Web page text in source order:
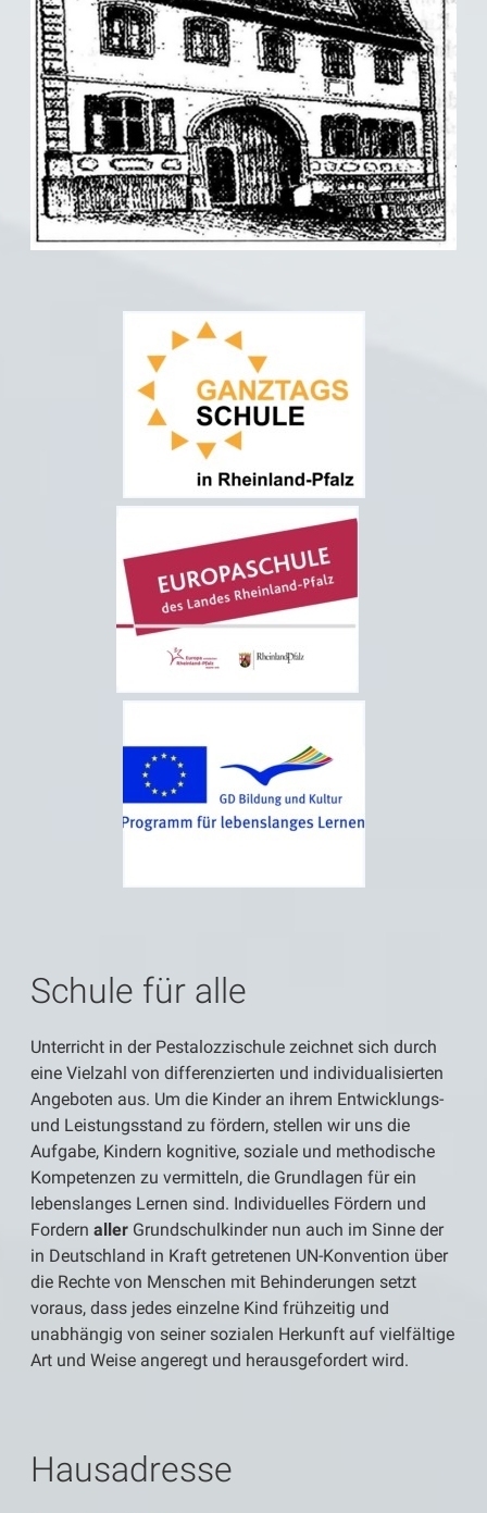
Schule für alle
Unterricht in der Pestalozzischule zeichnet sich durch
eine Vielzahl von differenzierten und individualisierten
Angeboten aus. Um die Kinder an ihrem Entwicklungs-
und Leistungsstand zu fördern, stellen wir uns die
Aufgabe, Kindern kognitive, soziale und methodische
Kompetenzen zu vermitteln, die Grundlagen für ein
lebenslanges Lernen sind. Individuelles Fördern und
Fordernaller Grundschulkinder nun auch im Sinne der
in Deutschland in Kraft getretenen UN-Konvention über
die Rechte von Menschen mit Behinderungen setzt
voraus, dass jedes einzelne Kind frühzeitig und
unabhängig von seiner sozialen Herkunft auf vielfältige
Art und Weise angeregt und herausgefordert wird.
Hausadresse